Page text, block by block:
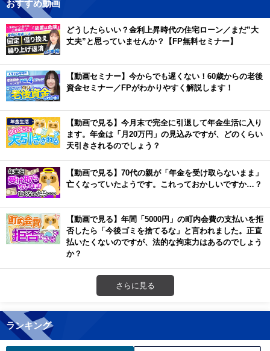
おすすめ動画
どうしたらいい？金利上昇時代の住宅ローン／まだ”大
丈夫”と思っていませんか？【FP無料セミナー】
【動画セミナー】今からでも遅くない！60歳からの老後
資金セミナー／FPがわかりやすく解説します！
【動画で見る】今月末で完全に引退して年金生活に入り
ます。年金は「月20万円」の見込みですが、どのくらい
天引きされるのでしょう？
【動画で見る】70代の親が「年金を受け取らないまま」
亡くなっていたようです。これっておかしいですか…？
【動画で見る】年間「5000円」の町内会費の支払いを拒
否したら「今後ゴミを捨てるな」と言われました。正直
払いたくないのですが、法的な拘束力はあるのでしょう
か？
さらに見る
ランキング